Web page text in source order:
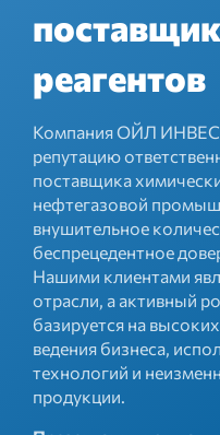
реагентов
Компания ОЙЛ
репутацию
поставщика
нефтегазовой
внушительное
беспрецедентное
Нашими клиентами
отрасли, а активный
базируется на
ведения бизнеса,
технологий и
продукции.